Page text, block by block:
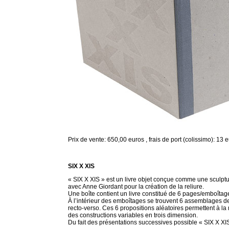
Prix de vente: 650,00 euros , frais de port (colissimo): 13
SIX X XIS
« SIX X XIS » est un livre objet conçue comme une
avec Anne Giordant pour la création de la reliure.
Une boîte contient un livre constitué de 6 pages/
À l’intérieur des emboîtages se trouvent 6 assemblages
recto-verso. Ces 6 propositions aléatoires permettent à
des constructions variables en trois dimension.
Du fait des présentations successives possible « SIX X